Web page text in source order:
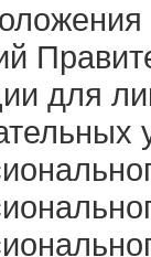
для